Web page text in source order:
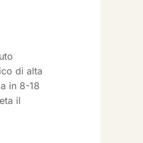
di alta
in 8-18
il